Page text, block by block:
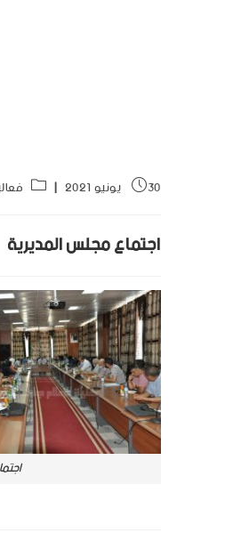
30 يونيو 2021
اجتماع مجلس المديرية